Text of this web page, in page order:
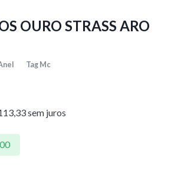
OURO STRASS ARO
Tag Mc
sem juros